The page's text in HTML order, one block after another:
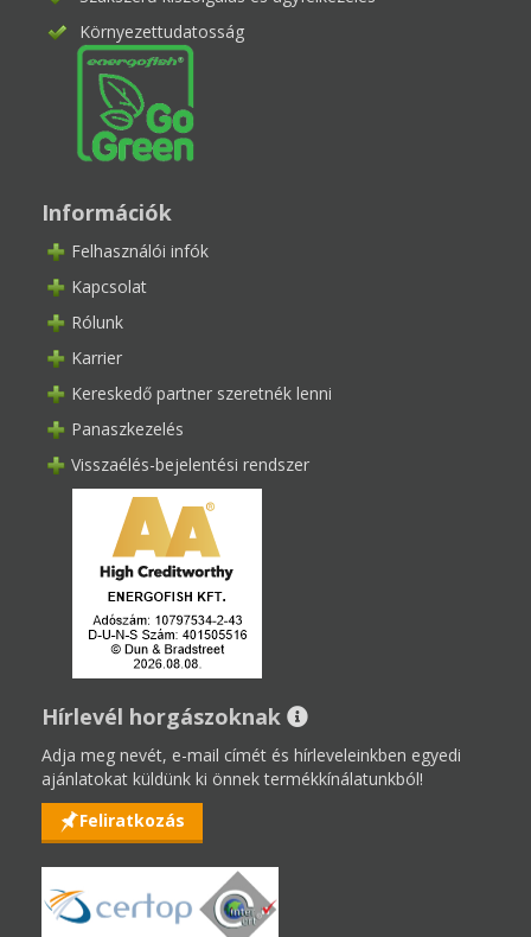
Környezettudatosság
Információk
Felhasználói infók
Kapcsolat
Rólunk
Karrier
Kereskedő partner szeretnék lenni
Panaszkezelés
Visszaélés-bejelentési rendszer
Hírlevél horgászoknak
Adja meg nevét, e-mail címét és hírleveleinkben egyedi
ajánlatokat küldünk ki önnek termékkínálatunkból!
Feliratkozás